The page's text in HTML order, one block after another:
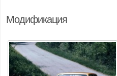
Модификация